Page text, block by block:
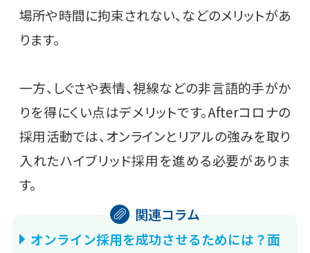
場所や時間に拘束されない、などのメリットがあ
ります。
一方、しぐさや表情、視線などの非言語的手がか
りを得にくい点はデメリットです。Afterコロナの
採用活動では、オンラインとリアルの強みを取り
入れたハイブリッド採用を進める必要がありま
す。
オンライン採用を成功させるためには？面